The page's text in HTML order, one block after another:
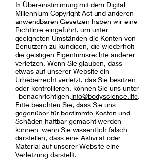
In Übereinstimmung mit dem Digital
Millennium Copyright Act und anderen
anwendbaren Gesetzen haben wir eine
Richtlinie eingeführt, um unter
geeigneten Umständen die Konten von
Benutzern zu kündigen, die wiederholt
die geistigen Eigentumsrechte anderer
verletzen. Wenn Sie glauben, dass
etwas auf unserer Website ein
Urheberrecht verletzt, das Sie besitzen
oder kontrollieren, können Sie uns unter
benachrichtigen.info@bodyscience.life.
Bitte beachten Sie, dass Sie uns
gegenüber für bestimmte Kosten und
Schäden haftbar gemacht werden
können, wenn Sie wissentlich falsch
darstellen, dass eine Aktivität oder
Material auf unserer Website eine
Verletzung darstellt.